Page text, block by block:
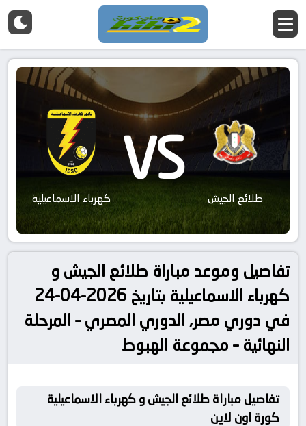
طلائع الجيش VS كهرباء الاسماعيلية
تفاصيل وموعد مباراة طلائع الجيش و
كهرباء الاسماعيلية بتاريخ 2026-04-24
في دوري مصر, الدوري المصري – المرحلة
النهائية – مجموعة الهبوط
تفاصيل مباراة طلائع الجيش و كهرباء الاسماعيلية
كورة اون لاين